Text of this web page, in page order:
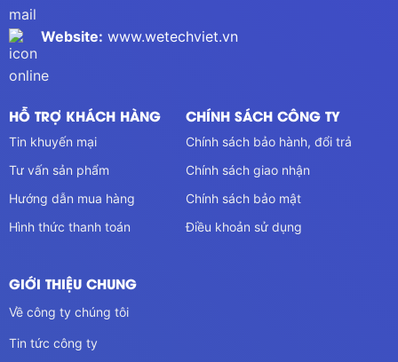
Website: www.wetechviet.vn
HỖ TRỢ KHÁCH HÀNG
Tin khuyến mại
Tư vấn sản phẩm
Hướng dẫn mua hàng
Hình thức thanh toán
CHÍNH SÁCH CÔNG TY
Chính sách bảo hành, đổi trả
Chính sách giao nhận
Chính sách bảo mật
Điều khoản sử dụng
GIỚI THIỆU CHUNG
Về công ty chúng tôi
Tin tức công ty